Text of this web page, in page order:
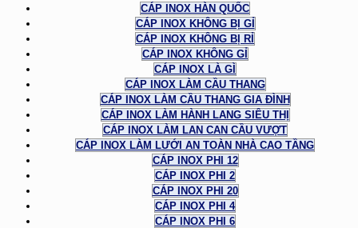
CÁP INOX HÀN QUỐC
CÁP INOX KHÔNG BỊ GỈ
CÁP INOX KHÔNG BỊ RỈ
CÁP INOX KHÔNG GỈ
CÁP INOX LÀ GÌ
CÁP INOX LÀM CẦU THANG
CÁP INOX LÀM CẦU THANG GIA ĐÌNH
CÁP INOX LÀM HÀNH LANG SIÊU THỊ
CÁP INOX LÀM LAN CAN CẦU VƯỢT
CÁP INOX LÀM LƯỚI AN TOÀN NHÀ CAO TẦNG
CÁP INOX PHI 12
CÁP INOX PHI 2
CÁP INOX PHI 20
CÁP INOX PHI 4
CÁP INOX PHI 6